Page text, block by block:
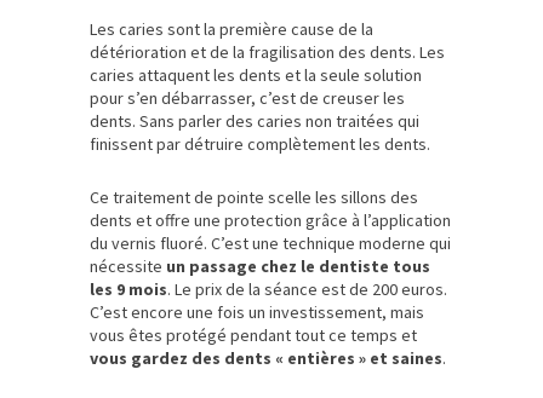
Les caries sont la première cause de la
détérioration et de la fragilisation des dents. Les
caries attaquent les dents et la seule solution
pour s’en débarrasser, c’est de creuser les
dents. Sans parler des caries non traitées qui
finissent par détruire complètement les dents.
Ce traitement de pointe scelle les sillons des
dents et offre une protection grâce à l’application
du vernis fluoré. C’est une technique moderne qui
nécessite un passage chez le dentiste tous
les 9 mois. Le prix de la séance est de 200 euros.
C’est encore une fois un investissement, mais
vous êtes protégé pendant tout ce temps et
vous gardez des dents « entières » et saines.